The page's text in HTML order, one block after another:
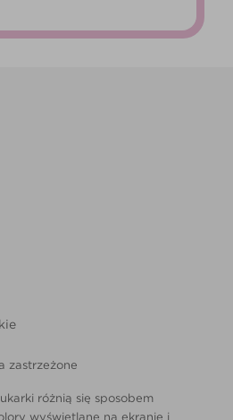
zastrzeżone
różnią się sposobem
wyświetlane na ekranie i